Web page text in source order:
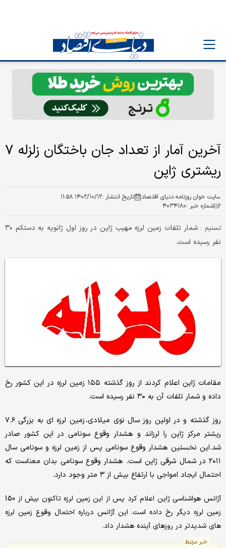
آخرین آمار از تعداد جان باختگان زلزله ۷
ریشتری ژاپن
سایت خوان روزنامه دنیای اقتصاد تاریخ انتشار :۱۴۰۲/۱۰/۱۲ ۱۱:۵۸
شماره خبر :۴۰۳۴۱۸۰
تسنیم :
شمار تلفات زمین لرزه مهیب ژاپن در روز اول ژانویه به دستکم ۳۰
نفر رسیده است.
مقامات ژاپن اعلام کردند از روز گذشته ۱۵۵ زمین لرزه در این کشور رخ
داده و شمار تلفات آن به ۳۰ نفر رسیده است.
روز گذشته و در اولین روز سال نوی میلادی، زمین لرزه ای به بزرگی ۷.۶
ریشتر مرکز ژاپن را لرزاند و هشدار وقوع سونامی در این کشور صادر
شد.این نخستین هشدار وقوع سونامی پس از زمین لرزه و سونامی سال
۲۰۱۱ در شمال شرقی ژاپن است. هشدار وقوع سونامی بدان معناست که
احتمال ایجاد امواجی با ارتفاع بیش از ۳ متر وجود دارد.
آژانس هواشناسی ژاپن اعلام کرد پس از این زمین لرزه تاکنون بیش از 150
زمین لرزه دیگر رخ داده است. این آژانس درباره احتمال وقوع زمین لرزه
های شدیدتر در روزهای آینده هشدار داد.
خبر مرتبط